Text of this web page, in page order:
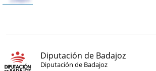
Diputación de Badajoz
Diputación de Badajoz